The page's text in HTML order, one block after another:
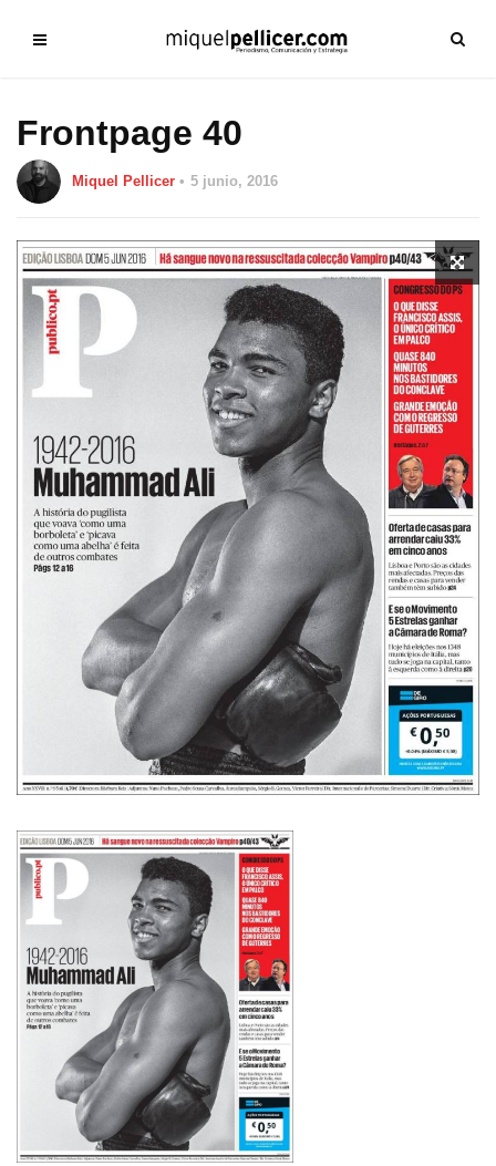
Frontpage 40
Miquel Pellicer 5 junio, 2016